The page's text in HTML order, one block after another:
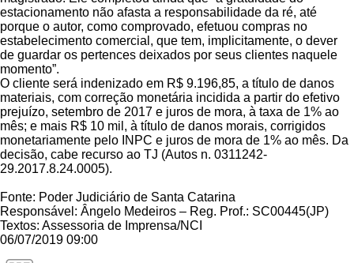
estacionamento não afasta a responsabilidade da ré, até
porque o autor, como comprovado, efetuou compras no
estabelecimento comercial, que tem, implicitamente, o dever
de guardar os pertences deixados por seus clientes naquele
momento”.
O cliente será indenizado em R$ 9.196,85, a título de danos
materiais, com correção monetária incidida a partir do efetivo
prejuízo, setembro de 2017 e juros de mora, à taxa de 1% ao
mês; e mais R$ 10 mil, à título de danos morais, corrigidos
monetariamente pelo INPC e juros de mora de 1% ao mês. Da
decisão, cabe recurso ao TJ (Autos n. 0311242-
29.2017.8.24.0005).
Fonte: Poder Judiciário de Santa Catarina
Responsável: Ângelo Medeiros – Reg. Prof.: SC00445(JP)
Textos: Assessoria de Imprensa/NCI
06/07/2019 09:00